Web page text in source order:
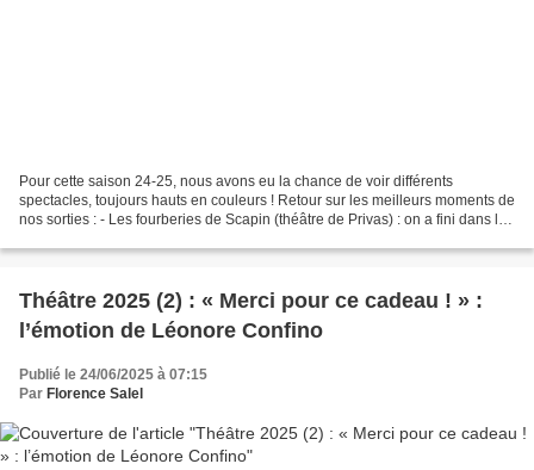
Pour cette saison 24-25, nous avons eu la chance de voir différents
spectacles, toujours hauts en couleurs ! Retour sur les meilleurs moments de
nos sorties : - Les fourberies de Scapin (théâtre de Privas) : on a fini dans le
Théâtre 2025 (2) : « Merci pour ce cadeau ! » :
l’émotion de Léonore Confino
Publié le 24/06/2025 à 07:15
Par Florence Salel